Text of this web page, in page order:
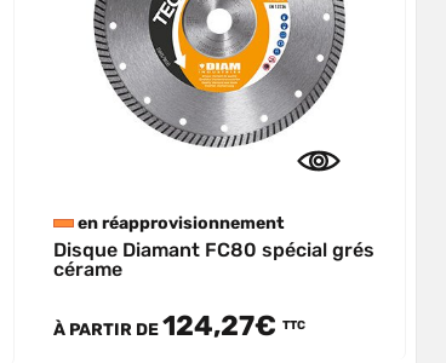
en réapprovisionnement
Disque Diamant FC80 spécial grés
cérame
À PARTIR DE124,27€ TTC